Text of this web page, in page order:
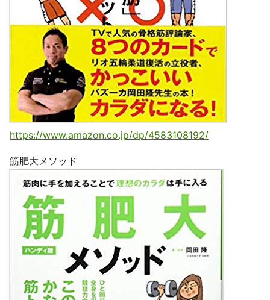
https://www.amazon.co.jp/dp/4583108192/
筋肥大メソッド